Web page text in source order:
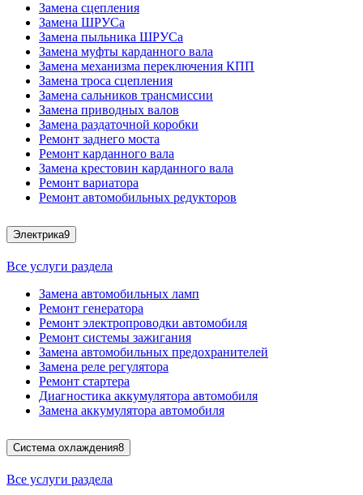
Замена сцепления
Замена ШРУСа
Замена пыльника ШРУСа
Замена муфты карданного вала
Замена механизма переключения КПП
Замена троса сцепления
Замена сальников трансмиссии
Замена приводных валов
Замена раздаточной коробки
Ремонт заднего моста
Ремонт карданного вала
Замена крестовин карданного вала
Ремонт вариатора
Ремонт автомобильных редукторов
Электрика9
Все услуги раздела
Замена автомобильных ламп
Ремонт генератора
Ремонт электропроводки автомобиля
Ремонт системы зажигания
Замена автомобильных предохранителей
Замена реле регулятора
Ремонт стартера
Диагностика аккумулятора автомобиля
Замена аккумулятора автомобиля
Система охлаждения8
Все услуги раздела